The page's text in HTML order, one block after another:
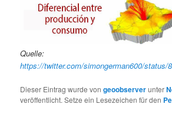
Quelle:
https://twitter.com/simongerman600/status/
Dieser Eintrag wurde vongeoobserverunter
veröffentlicht. Setze ein Lesezeichen für den